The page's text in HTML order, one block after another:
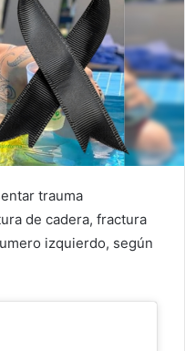
trauma
de cadera, fractura
izquierdo, según